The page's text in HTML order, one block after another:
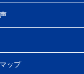
ました。
ップ